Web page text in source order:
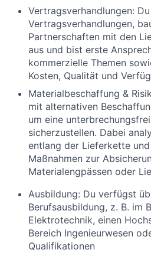
Vertragsverhandlungen:
Vertragsverhandlungen,
Partnerschaften mit den
aus und bist erste
kommerzielle Themen
Kosten, Qualität und
Materialbeschaffung &
mit alternativen
um eine
sicherzustellen. Dabei
entlang der Lieferkette
Maßnahmen zur
Materialengpässen oder
Ausbildung: Du verfügst
Berufsausbildung, z. B. im
Elektrotechnik, einen
Bereich Ingenieurwesen
Qualifikationen